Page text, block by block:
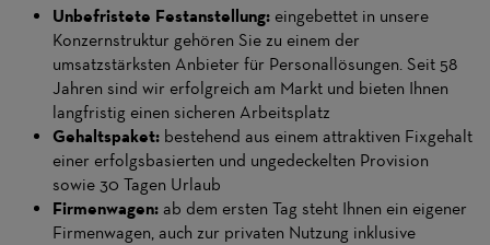
Unbefristete Festanstellung: eingebettet in unsere
Konzernstruktur gehören Sie zu einem der
umsatzstärksten Anbieter für Personallösungen. Seit 58
Jahren sind wir erfolgreich am Markt und bieten Ihnen
langfristig einen sicheren Arbeitsplatz
Gehaltspaket: bestehend aus einem attraktiven Fixgehalt
einer erfolgsbasierten und ungedeckelten Provision
sowie 30 Tagen Urlaub
Firmenwagen: ab dem ersten Tag steht Ihnen ein eigener
Firmenwagen, auch zur privaten Nutzung inklusive